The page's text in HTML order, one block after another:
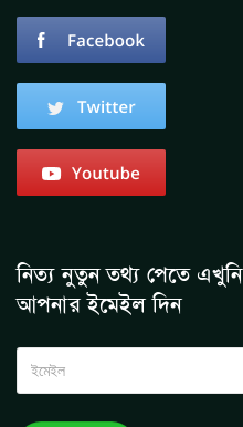
নিত্য নুতুন তথ্য পেতে এখুনি
আপনার ইমেইল দিন